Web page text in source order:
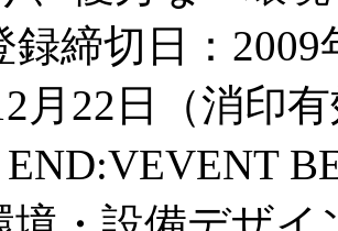
録締切日：
月22日（消印
END:VEVENT